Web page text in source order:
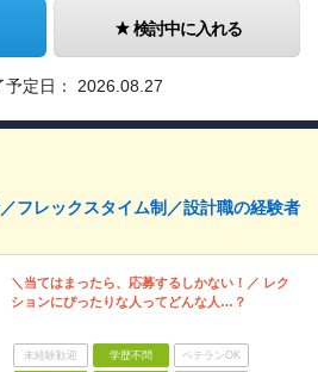
検討中に入れる
定日： 2026.08.27
フレックスタイム制／設計職の経験者
＼当てはまったら、応募するしかない！／ レク
ションにぴったりな人ってどんな人…？
未経験歓迎 学歴不問 ベテランOK